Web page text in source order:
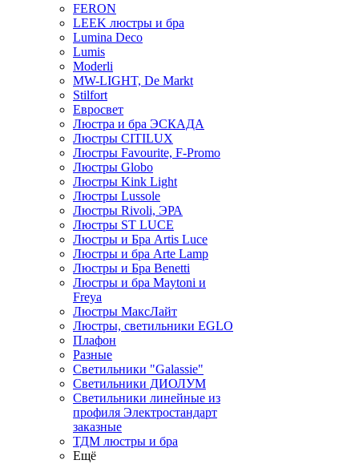
FERON
LEEK люстры и бра
Lumina Deco
Lumis
Moderli
MW-LIGHT, De Markt
Stilfort
Евросвет
Люстра и бра ЭСКАДА
Люстры CITILUX
Люстры Favourite, F-Promo
Люстры Globo
Люстры Kink Light
Люстры Lussole
Люстры Rivoli, ЭРА
Люстры ST LUCE
Люстры и Бра Artis Luce
Люстры и бра Arte Lamp
Люстры и Бра Benetti
Люстры и бра Maytoni и
Freya
Люстры МаксЛайт
Люстры, светильники EGLO
Плафон
Разные
Светильники "Galassie"
Светильники ДИОЛУМ
Светильники линейные из
профиля Электростандарт
заказные
ТДМ люстры и бра
Ещё